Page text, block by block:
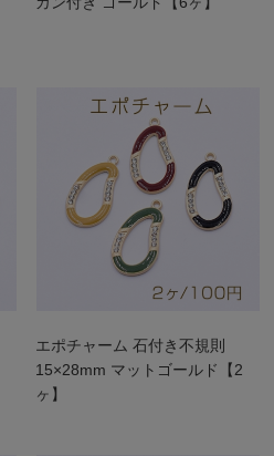
エポチャーム 石付き不規則
15×28mm マットゴールド【2
ヶ】